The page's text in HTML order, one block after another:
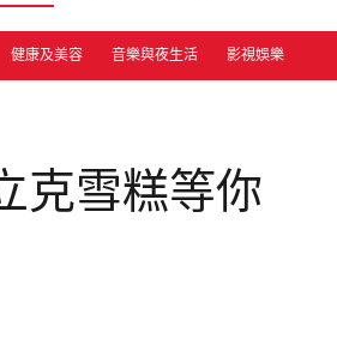
健康及美容 音樂與夜生活 影視娛樂
克雪糕等你